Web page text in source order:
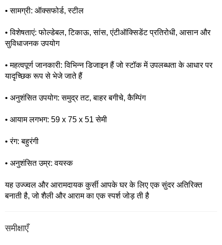
• सामग्री: ऑक्सफोर्ड, स्टील
• विशेषताएं: फोल्डेबल, टिकाऊ, सांस, एंटीऑक्सिडेंट प्रतिरोधी, आसान और
सुविधाजनक उपयोग
• महत्वपूर्ण जानकारी: विभिन्न डिजाइन हैं जो स्टॉक में उपलब्धता के आधार पर
यादृच्छिक रूप से भेजे जाते हैं
• अनुशंसित उपयोग: समुद्र तट, बाहर बगीचे, कैम्पिंग
• आयाम लगभग: 59 x 75 x 51 सेमी
• रंग: बहुरंगी
• अनुशंसित उम्र: वयस्क
यह उज्ज्वल और आरामदायक कुर्सी आपके घर के लिए एक सुंदर अतिरिक्त
बनाती है, जो शैली और आराम का एक स्पर्श जोड़ ती है
समीक्षाएँ